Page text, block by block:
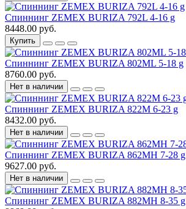
Спиннинг ZEMEX BURIZA 792L 4-16 g
8448.00 руб.
Купить
Спиннинг ZEMEX BURIZA 802ML 5-18 g
8760.00 руб.
Нет в наличии
Спиннинг ZEMEX BURIZA 822M 6-23 g
8432.00 руб.
Нет в наличии
Спиннинг ZEMEX BURIZA 862MH 7-28 g
9627.00 руб.
Нет в наличии
Спиннинг ZEMEX BURIZA 882MH 8-35 g